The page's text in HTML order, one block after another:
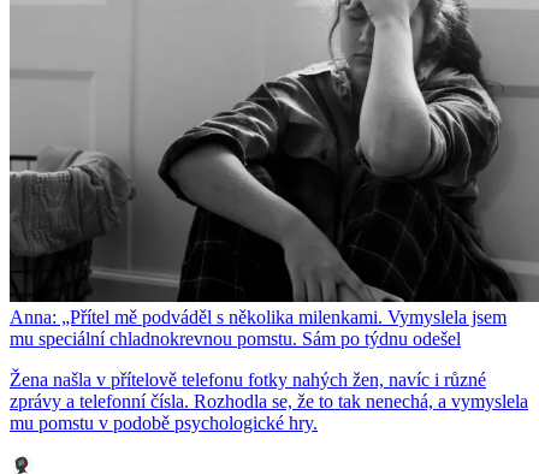
Anna: „Přítel mě podváděl s několika milenkami. Vymyslela jsem
mu speciální chladnokrevnou pomstu. Sám po týdnu odešel
Žena našla v přítelově telefonu fotky nahých žen, navíc i různé
zprávy a telefonní čísla. Rozhodla se, že to tak nenechá, a vymyslela
mu pomstu v podobě psychologické hry.